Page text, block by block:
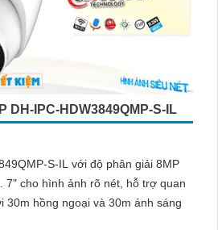
DH-IPC-HDW3849QMP-S-IL
S-IL với độ phân giải 8MP
7" cho hình ảnh rõ nét, hỗ trợ quan
30m hồng ngoại và 30m ánh sáng